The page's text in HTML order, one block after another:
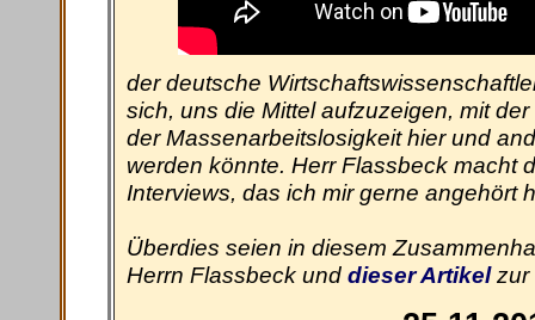
der deutsche
sich, uns die Mittel aufzuzeigen, mit
der Massenarbeitslosigkeit hier und
werden könnte. Herr Flassbeck macht
Interviews, das ich mir gerne angehört
Überdies seien in diesem
Herrn Flassbeck und dieser Artikelzur